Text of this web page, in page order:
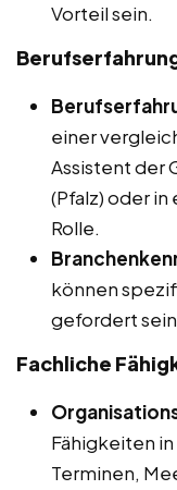
Vorteil sein.
einer
Assistent der
(Pfalz) oder
Rolle.
können
gefordert
Fachliche
Fähigkeiten
Terminen,